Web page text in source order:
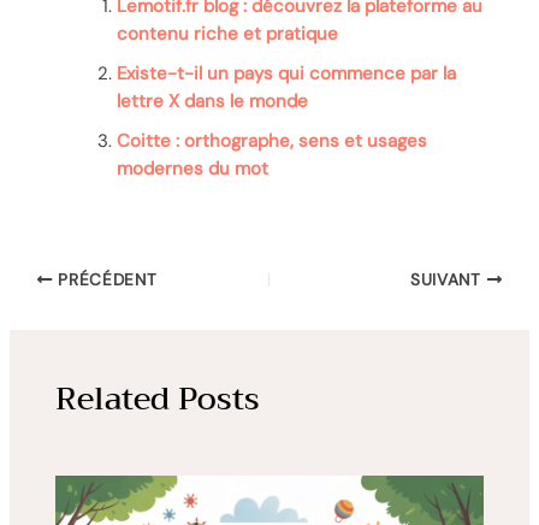
Lemotif.fr blog : découvrez la plateforme au
contenu riche et pratique
Existe-t-il un pays qui commence par la
lettre X dans le monde
Coitte : orthographe, sens et usages
modernes du mot
PRÉCÉDENT SUIVANT
Related Posts